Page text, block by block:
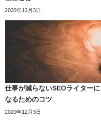
2020年12月3日
仕事が減らないSEOライターに
なるためのコツ
2020年12月3日